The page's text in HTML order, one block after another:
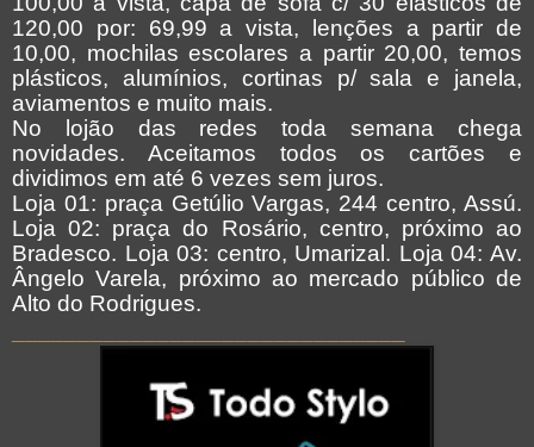
120,00 por: 69,99 a vista, lenções a partir de
10,00, mochilas escolares a partir 20,00, temos
plásticos, alumínios, cortinas p/ sala e janela,
aviamentos e muito mais.
No lojão das redes toda semana chega
novidades. Aceitamos todos os cartões e
dividimos em até 6 vezes sem juros.
Loja 01: praça Getúlio Vargas, 244 centro, Assú.
Loja 02: praça do Rosário, centro, próximo ao
Bradesco. Loja 03: centro, Umarizal. Loja 04: Av.
Ângelo Varela, próximo ao mercado público de
Alto do Rodrigues.